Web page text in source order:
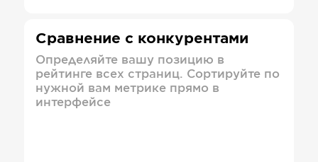
Сравнение с конкурентами
Определяйте вашу позицию в
рейтинге всех страниц. Сортируйте по
нужной вам метрике прямо в
интерфейсе